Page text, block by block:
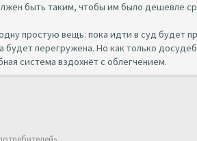
быть таким, чтобы им было дешевле
простую вещь: пока идти в суд будет
будет перегружена. Но как только
система вздохнёт с облегчением.